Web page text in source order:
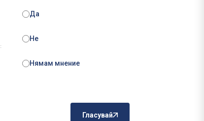
Да
Не
Нямам мнение
Гласувай